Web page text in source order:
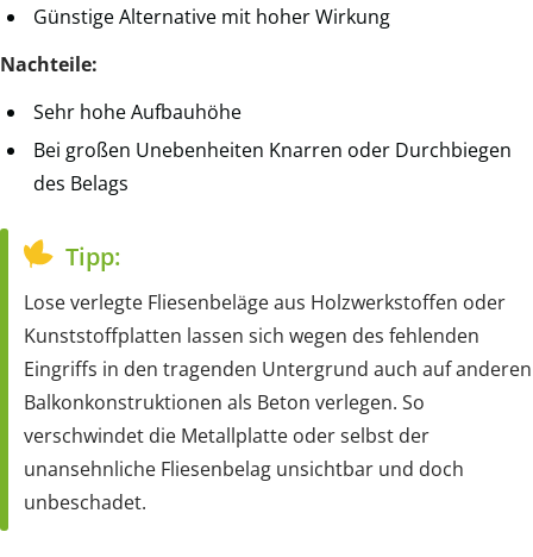
Günstige Alternative mit hoher Wirkung
Nachteile:
Sehr hohe Aufbauhöhe
Bei großen Unebenheiten Knarren oder Durchbiegen
des Belags
Tipp:
Lose verlegte Fliesenbeläge aus Holzwerkstoffen oder
Kunststoffplatten lassen sich wegen des fehlenden
Eingriffs in den tragenden Untergrund auch auf anderen
Balkonkonstruktionen als Beton verlegen. So
verschwindet die Metallplatte oder selbst der
unansehnliche Fliesenbelag unsichtbar und doch
unbeschadet.